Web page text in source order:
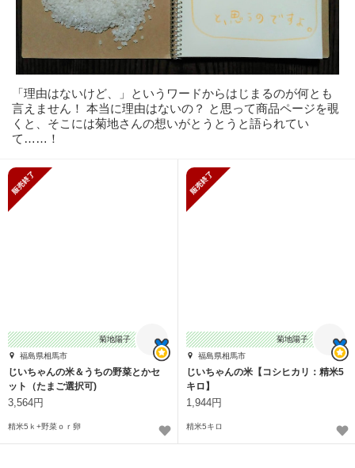
「理由はないけど、」というワードからはじまるのが何とも
言えません！ 本当に理由はないの？ と思って商品ページを覗
くと、そこには菊地さんの想いがとうとうと語られてい
て……！
菊地陽子
福島県相馬市
じいちゃんの米＆うちの野菜とかセ
ット（たまご選択可)
3,564円
精米5ｋ+野菜ｏｒ卵
菊地陽子
福島県相馬市
じいちゃんの米【コシヒカリ：精米5
キロ】
1,944円
精米5キロ